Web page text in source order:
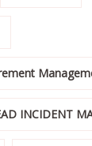
INCIDENT